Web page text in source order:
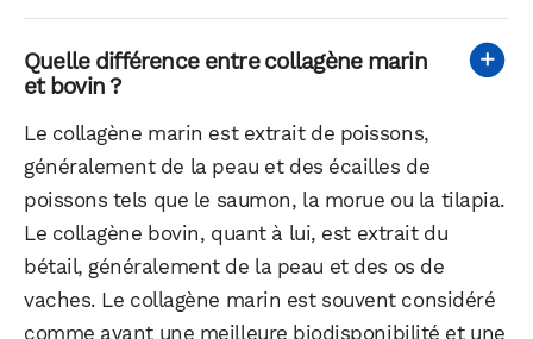
Quelle différence entre collagène marin
et bovin ?
Le collagène marin est extrait de poissons,
généralement de la peau et des écailles de
poissons tels que le saumon, la morue ou la tilapia.
Le collagène bovin, quant à lui, est extrait du
bétail, généralement de la peau et des os de
vaches. Le collagène marin est souvent considéré
comme ayant une meilleure biodisponibilité et une